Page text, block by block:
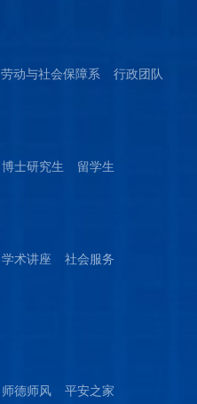
劳动与社会保障系
行政团队
博士研究生
留学生
学术讲座 社会服务
师德师风 平安之家